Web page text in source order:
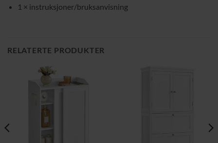
1 × instruksjoner/bruksanvisning
RELATERTE PRODUKTER